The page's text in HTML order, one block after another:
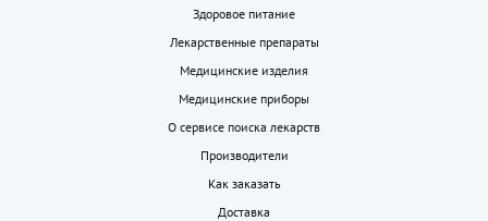
Здоровое питание
Лекарственные препараты
Медицинские изделия
Медицинские приборы
О сервисе поиска лекарств
Производители
Как заказать
Доставка